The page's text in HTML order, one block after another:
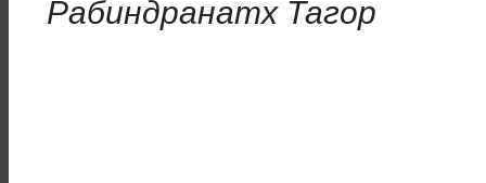
Рабиндранатх Тагор